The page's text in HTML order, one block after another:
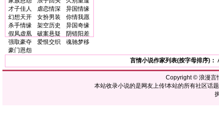
才子佳人
虐恋情深
异国情缘
幻想天开
女扮男装
你情我愿
杀手情缘
架空历史
异国奇缘
假凤虚凰
破案悬疑
阴错阳差
强取豪夺
爱恨交织
魂驰梦移
豪门恩怨
言情小说作家列表(按字母排序)：
Copyright © 浪漫言
本站收录小说的是网友上传!本站的所有社区话